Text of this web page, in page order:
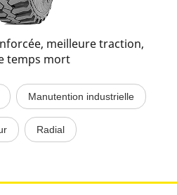
meilleure traction,
temps mort
Manutention industrielle
Radial